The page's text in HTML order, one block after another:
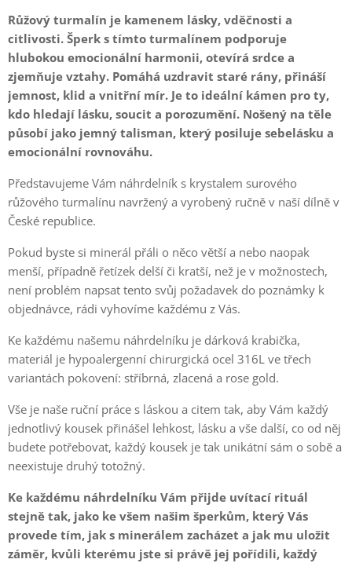
Růžový turmalín je kamenem lásky, vděčnosti a
citlivosti. Šperk s tímto turmalínem podporuje
hlubokou emocionální harmonii, otevírá srdce a
zjemňuje vztahy. Pomáhá uzdravit staré rány, přináší
jemnost, klid a vnitřní mír. Je to ideální kámen pro ty,
kdo hledají lásku, soucit a porozumění. Nošený na těle
působí jako jemný talisman, který posiluje sebelásku a
emocionální rovnováhu.
Představujeme Vám náhrdelník s krystalem surového
růžového turmalínu navržený a vyrobený ručně v naší dílně v
České republice.
Pokud byste si minerál přáli o něco větší a nebo naopak
menší, případně řetízek delší či kratší, než je v možnostech,
není problém napsat tento svůj požadavek do poznámky k
objednávce, rádi vyhovíme každému z Vás.
Ke každému našemu náhrdelníku je dárková krabička,
materiál je hypoalergenní chirurgická ocel 316L ve třech
variantách pokovení: stříbrná, zlacená a rose gold.
Vše je naše ruční práce s láskou a citem tak, aby Vám každý
jednotlivý kousek přinášel lehkost, lásku a vše další, co od něj
budete potřebovat, každý kousek je tak unikátní sám o sobě a
neexistuje druhý totožný.
Ke každému náhrdelníku Vám přijde uvítací rituál
stejně tak, jako ke všem našim šperkům, který Vás
provede tím, jak s minerálem zacházet a jak mu uložit
záměr, kvůli kterému jste si právě jej pořídili, každý